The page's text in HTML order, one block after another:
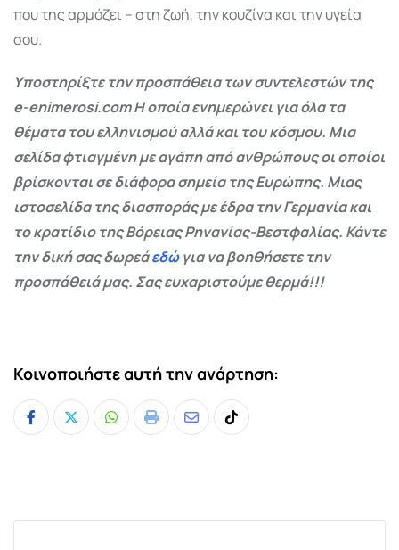
που της αρμόζει – στη ζωή, την κουζίνα και την υγεία
σου.
Υποστηρίξτε την προσπάθεια των συντελεστών της
e-enimerosi.com Η οποία ενημερώνει για όλα τα
θέματα του ελληνισμού αλλά και του κόσμου. Μια
σελίδα φτιαγμένη με αγάπη από ανθρώπους οι οποίοι
βρίσκονται σε διάφορα σημεία της Ευρώπης. Μιας
ιστοσελίδα της διασποράς με έδρα την Γερμανία και
το κρατίδιο της Βόρειας Ρηνανίας-Βεστφαλίας. Κάντε
την δική σας δωρεάεδώγια να βοηθήσετε την
προσπάθειά μας. Σας ευχαριστούμε θερμά!!!
Κοινοποιήστε αυτή την ανάρτηση:
Whatsapp
Print
ShareTiktok